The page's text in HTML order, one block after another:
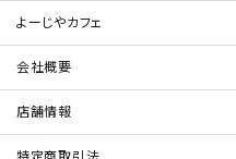
よーじやカフェ
会社概要
店舗情報
特定商取引法